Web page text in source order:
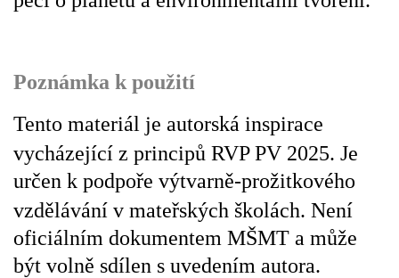
SVĚTOVÝ DEN VODY 22. BŘEZEN
KREATIVNÍ OVOCNÉ A ZELENINOVÉ MLSÁNÍ
RECENZE NA KNIHY
RECENZE NA HRAČKY
Poznámka k použití
Tento materiál je autorská inspirace
vycházející z principů RVP PV 2025. Je
určen k podpoře výtvarně-prožitkového
vzdělávání v mateřských školách. Není
oficiálním dokumentem MŠMT a může
být volně sdílen s uvedením autora.